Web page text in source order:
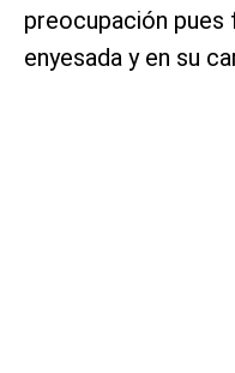
preocupación pues
enyesada y en su